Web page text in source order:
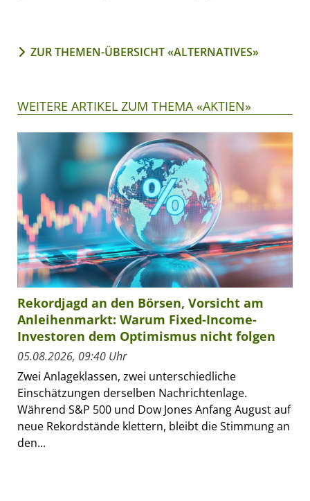
ZUR THEMEN-ÜBERSICHT «ALTERNATIVES»
WEITERE ARTIKEL ZUM THEMA «AKTIEN»
Rekordjagd an den Börsen, Vorsicht am
Anleihenmarkt: Warum Fixed-Income-
Investoren dem Optimismus nicht folgen
05.08.2026, 09:40 Uhr
Zwei Anlageklassen, zwei unterschiedliche
Einschätzungen derselben Nachrichtenlage.
Während S&P 500 und Dow Jones Anfang August auf
neue Rekordstände klettern, bleibt die Stimmung an
den...